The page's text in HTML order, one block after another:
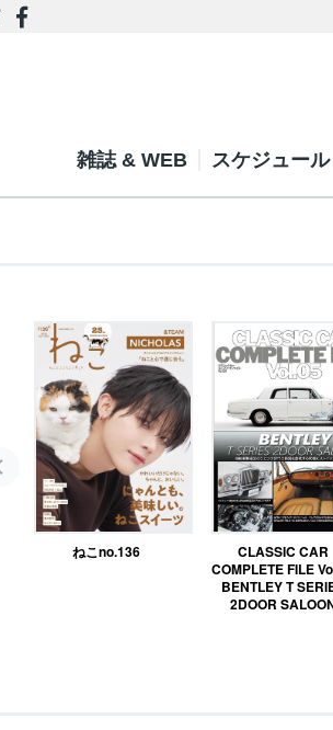
雑誌 & WEB スケジュール
ねこno.136
CLASSIC CAR
COMPLETE FILE
BENTLEY T
2DOOR